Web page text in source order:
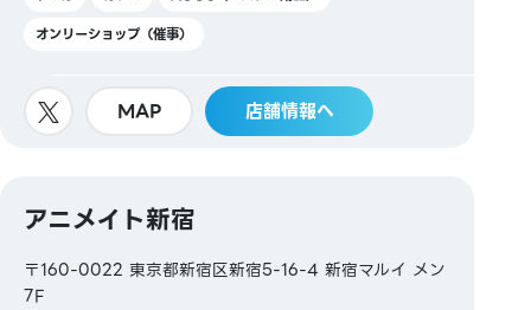
オンリーショップ（催事）
MAP 店舗情報へ
アニメイト新宿
〒160-0022 東京都新宿区新宿5-16-4 新宿マルイ メン
7F